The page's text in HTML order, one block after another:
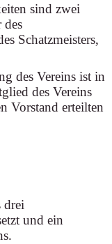
sind zwei
des
Schatzmeisters,
des Vereins ist in
des Vereins
Vorstand erteilten
drei
und ein